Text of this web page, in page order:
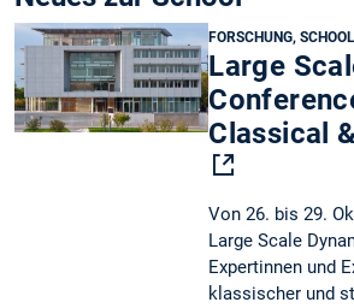
FORSCHUNG, SCHOOL
Large
Classical
Von 26. bis 29.
Large Scale
Expertinnen und
klassischer und